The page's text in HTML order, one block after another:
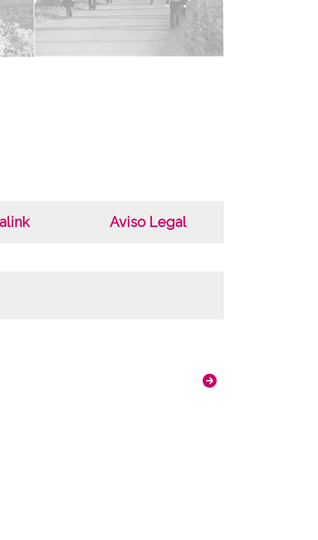
de San Juan / San Joan Sua
Aviso Legal